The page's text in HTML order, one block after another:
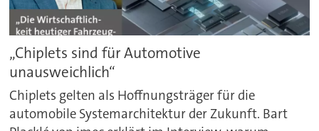
„Chiplets sind für Automotive
unausweichlich“
Chiplets gelten als Hoffnungsträger für die
automobile Systemarchitektur der Zukunft. Bart